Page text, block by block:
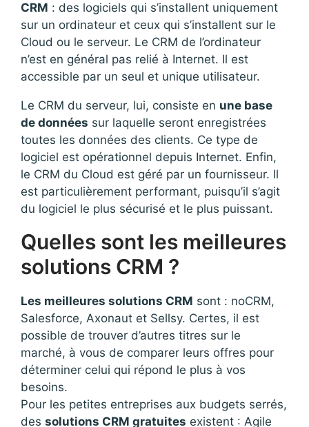
CRM : des logiciels qui s’installent uniquement
sur un ordinateur et ceux qui s’installent sur le
Cloud ou le serveur. Le CRM de l’ordinateur
n’est en général pas relié à Internet. Il est
accessible par un seul et unique utilisateur.
Le CRM du serveur, lui, consiste en une base
de données sur laquelle seront enregistrées
toutes les données des clients. Ce type de
logiciel est opérationnel depuis Internet. Enfin,
le CRM du Cloud est géré par un fournisseur. Il
est particulièrement performant, puisqu’il s’agit
du logiciel le plus sécurisé et le plus puissant.
Quelles sont les meilleures
solutions CRM ?
Les meilleures solutions CRM sont : noCRM,
Salesforce, Axonaut et Sellsy. Certes, il est
possible de trouver d’autres titres sur le
marché, à vous de comparer leurs offres pour
déterminer celui qui répond le plus à vos
besoins.
Pour les petites entreprises aux budgets serrés,
des solutions CRM gratuites existent : Agile